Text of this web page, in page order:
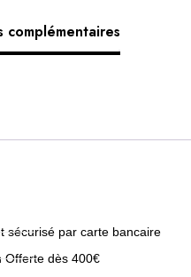
complémentaires
sécurisé par carte bancaire
Offerte dès 400€